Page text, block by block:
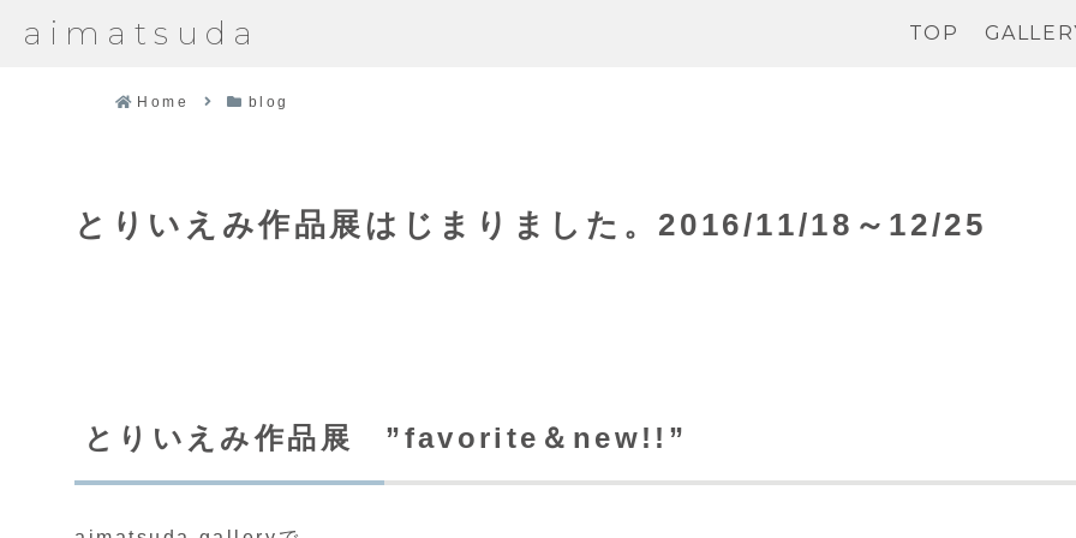
aimatsuda TOP
Home blog
とりいえみ作品展はじまりました。2016/11/18～12/25
とりいえみ作品展 ”favorite＆new!!”